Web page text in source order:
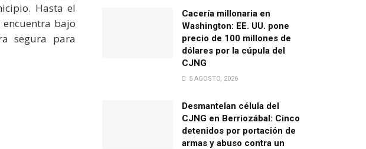
Hasta el
bajo
segura para
Cacería millonaria en
Washington: EE. UU. pone
precio de 100 millones de
dólares por la cúpula del
CJNG
5 AGOSTO, 2026
Desmantelan célula del
CJNG en Berriozábal: Cinco
detenidos por portación de
armas y abuso contra un